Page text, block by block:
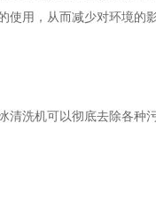
用，从而减少对环境的影
清洗机可以彻底去除各种